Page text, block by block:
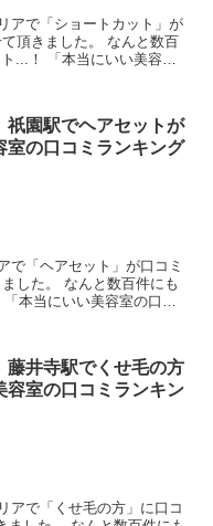
アで「ショートカット」が
頂きました。 なんと数百
...！ 「本当にいい美容室
祇園駅でヘアセットが
室の口コミランキング
で「ヘアセット」が口コミ
した。 なんと数百件にも
本当にいい美容室の口コ
藤井寺駅でくせ毛の方
容室の口コミランキン
アで「くせ毛の方」に口コ